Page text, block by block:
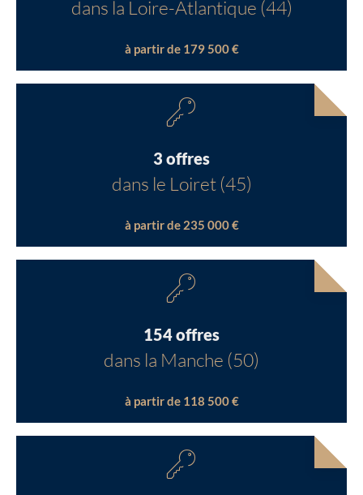
dans la Loire-Atlantique (44)
à partir de 179 500 €
3 offres
dans le Loiret (45)
à partir de 235 000 €
154 offres
dans la Manche (50)
à partir de 118 500 €